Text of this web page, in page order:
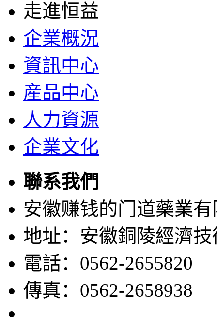
走進恒益
企業概況
資訊中心
産品中心
人力資源
企業文化
聯系我們
安徽赚钱的门道藥業
地址：安徽銅陵經濟
電話：0562-2655820
傳真：0562-2658938